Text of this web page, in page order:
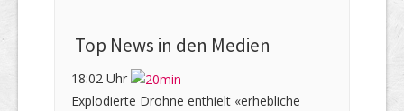
Top News in den Medien
18:02 Uhr
Explodierte Drohne enthielt «erhebliche